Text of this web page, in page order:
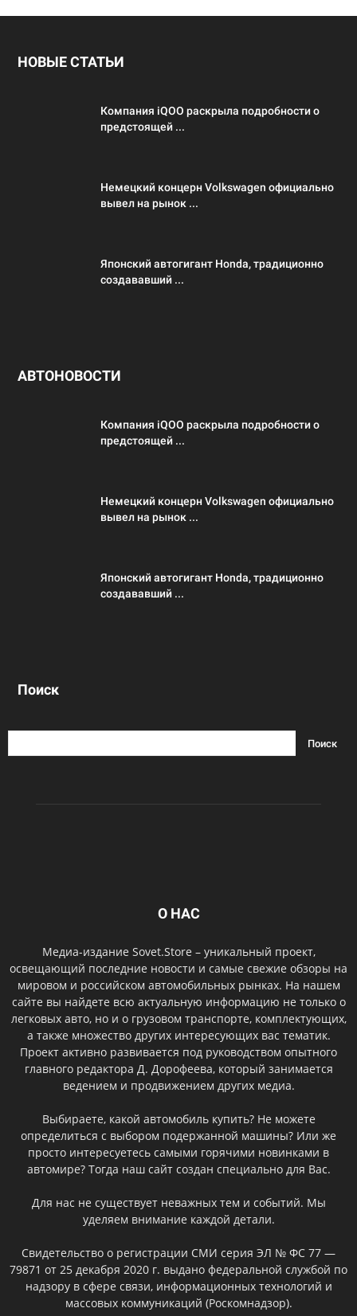
НОВЫЕ СТАТЬИ
Компания iQOO раскрыла подробности о
предстоящей ...
Немецкий концерн Volkswagen официально
вывел на рынок ...
Японский автогигант Honda, традиционно
создававший ...
АВТОНОВОСТИ
Компания iQOO раскрыла подробности о
предстоящей ...
Немецкий концерн Volkswagen официально
вывел на рынок ...
Японский автогигант Honda, традиционно
создававший ...
Поиск
О НАС
Медиа-издание Sovet.Store – уникальный проект,
освещающий последние новости и самые свежие обзоры на
мировом и российском автомобильных рынках. На нашем
сайте вы найдете всю актуальную информацию не только о
легковых авто, но и о грузовом транспорте, комплектующих,
а также множество других интересующих вас тематик.
Проект активно развивается под руководством опытного
главного редактора Д. Дорофеева, который занимается
ведением и продвижением других медиа.
Выбираете, какой автомобиль купить? Не можете
определиться с выбором подержанной машины? Или же
просто интересуетесь самыми горячими новинками в
автомире? Тогда наш сайт создан специально для Вас.
Для нас не существует неважных тем и событий. Мы
уделяем внимание каждой детали.
Свидетельство о регистрации СМИ серия ЭЛ № ФС 77 —
79871 от 25 декабря 2020 г. выдано федеральной службой по
надзору в сфере связи, информационных технологий и
массовых коммуникаций (Роскомнадзор).